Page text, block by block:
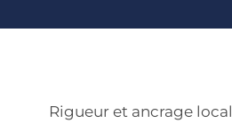
Rigueur et ancrage local